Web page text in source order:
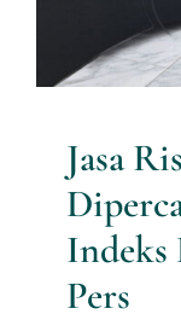
Jasa
Indeks
Pers